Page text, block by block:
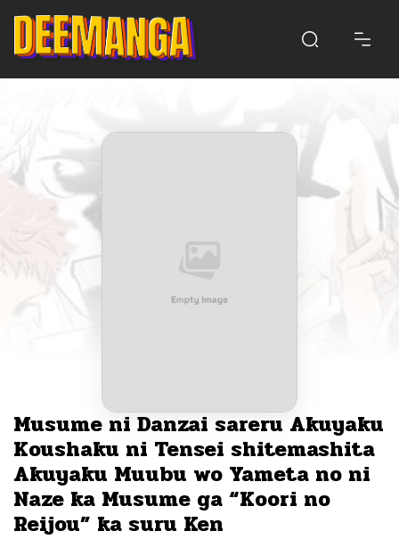
Musume ni Danzai sareru Akuyaku
Koushaku ni Tensei shitemashita
Akuyaku Muubu wo Yameta no ni
Naze ka Musume ga “Koori no
Reijou” ka suru Ken